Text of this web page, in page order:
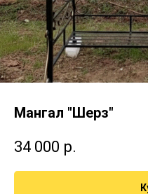
Мангал "Шерз"
34 000 р.